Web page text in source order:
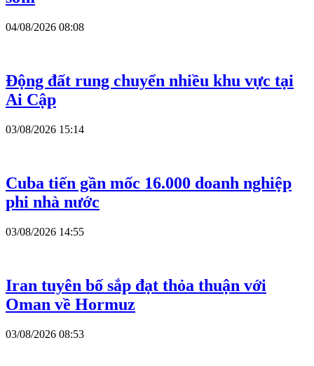
04/08/2026 08:08
Động đất rung chuyển nhiều khu vực tại
Ai Cập
03/08/2026 15:14
Cuba tiến gần mốc 16.000 doanh nghiệp
phi nhà nước
03/08/2026 14:55
Iran tuyên bố sắp đạt thỏa thuận với
Oman về Hormuz
03/08/2026 08:53